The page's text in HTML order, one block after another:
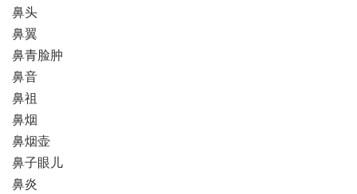
鼻头
鼻翼
鼻青脸肿
鼻音
鼻祖
鼻烟
鼻烟壶
鼻子眼儿
鼻炎